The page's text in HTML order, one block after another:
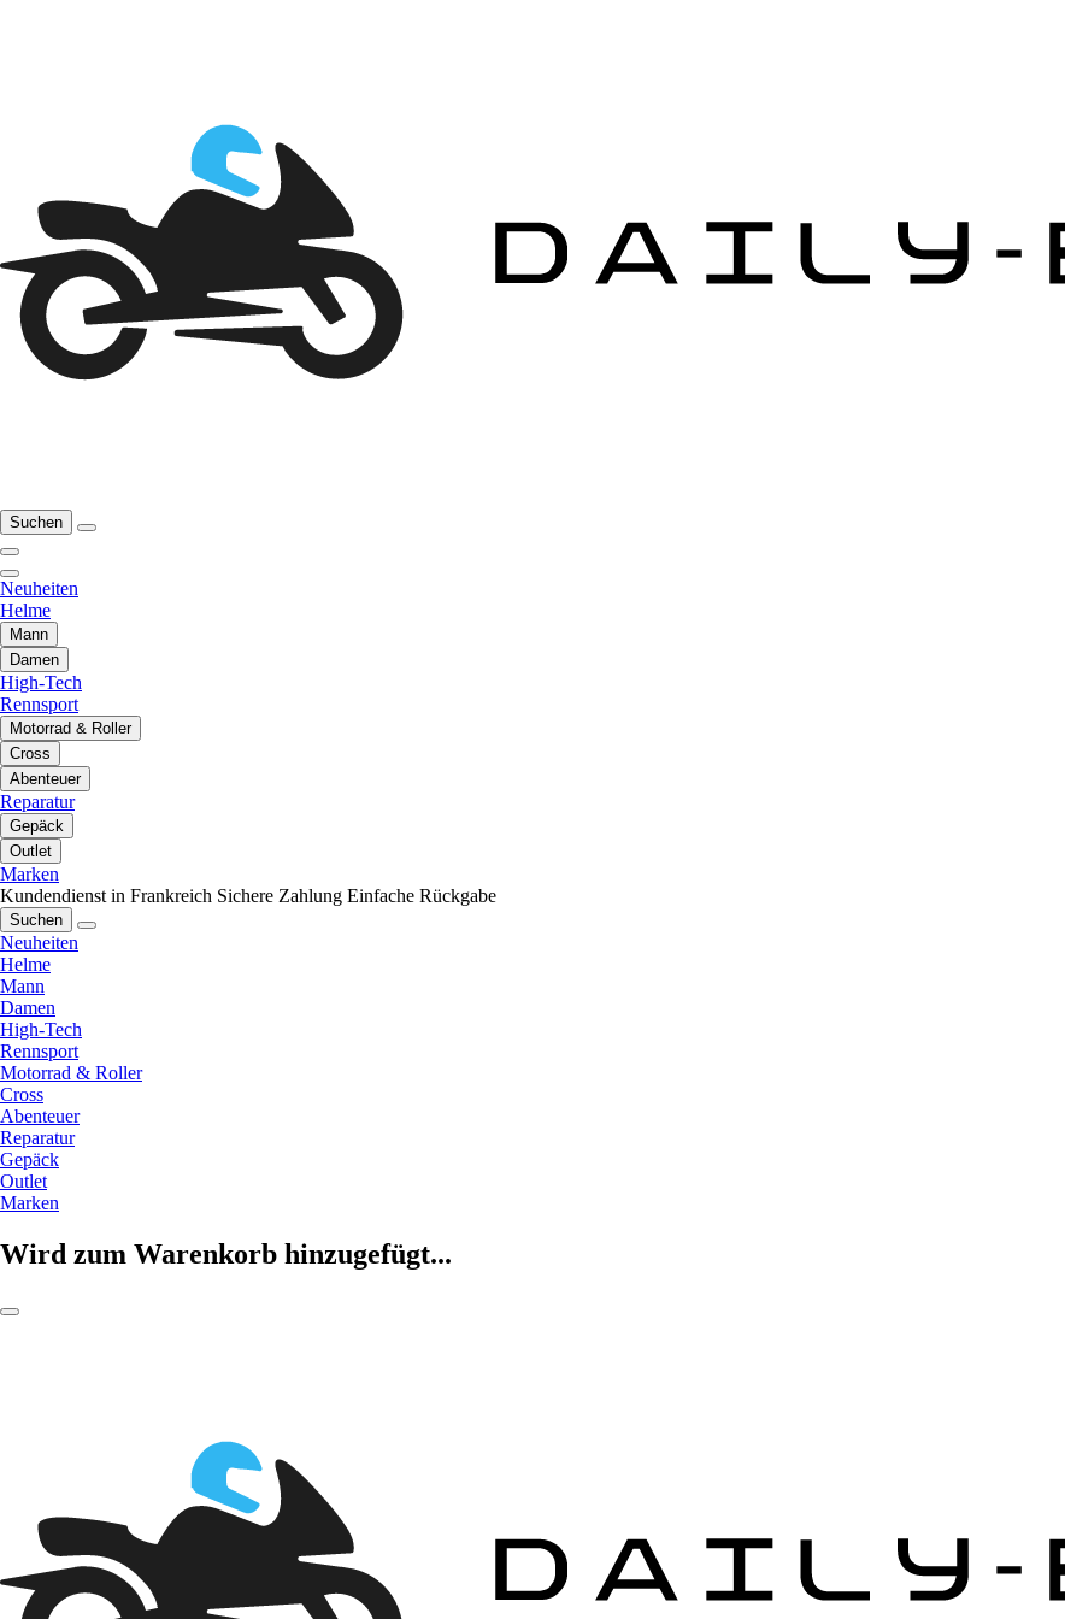
Suchen
Neuheiten
Helme
Mann
Damen
High-Tech
Rennsport
Motorrad & Roller
Cross
Abenteuer
Reparatur
Gepäck
Outlet
Marken
Kundendienst in Frankreich Sichere Zahlung Einfache Rückgabe
Suchen
Neuheiten
Helme
Mann
Damen
High-Tech
Rennsport
Motorrad & Roller
Cross
Abenteuer
Reparatur
Gepäck
Outlet
Marken
Wird zum Warenkorb hinzugefügt...